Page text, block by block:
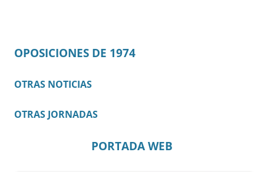
OPOSICIONES DE 1974
OTRAS NOTICIAS
OTRAS JORNADAS
PORTADA WEB